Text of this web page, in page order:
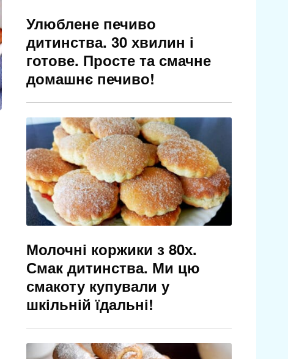
Улюблене печиво
дитинства. 30 хвилин і
готове. Просте та смачне
домашнє печиво!
Молочні коржики з 80х.
Смак дитинства. Ми цю
смакоту купували у
шкільній їдальні!